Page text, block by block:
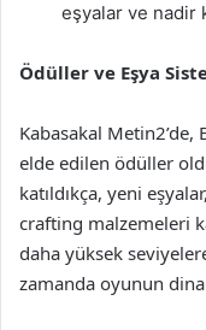
eşyalar ve nadir
Ödüller ve Eşya
Kabasakal Metin2’de,
elde edilen ödüller
katıldıkça, yeni
crafting malzemeleri
daha yüksek
zamanda oyunun